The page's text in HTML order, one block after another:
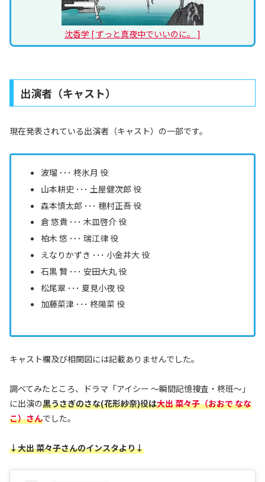
沈香学 [ ずっと真夜中でいいのに。 ]
出演者（キャスト）
現在発表されている出演者（キャスト）の一部です。
波瑠 ･･･ 柊氷月 役
山本耕史 ･･･ 土屋健次郎 役
森本慎太郎 ･･･ 穂村正吾 役
倉 悠貴 ･･･ 木皿啓介 役
柏木 悠 ･･･ 瑞江律 役
えなりかずき ･･･ 小金井大 役
石黒 賢 ･･･ 安田大丸 役
松尾翠 ･･･ 夏見小夜 役
加藤菜津 ･･･ 柊陽菜 役
キャスト欄及び相関図には記載ありませんでした。
調べてみたところ、ドラマ「アイシー 〜瞬間記憶捜査・柊班〜」
に出演の黒うさぎのさな(花形紗奈)役は大出 菜々子（おおで なな
こ）さんでした。
↓大出 菜々子さんのインスタより↓